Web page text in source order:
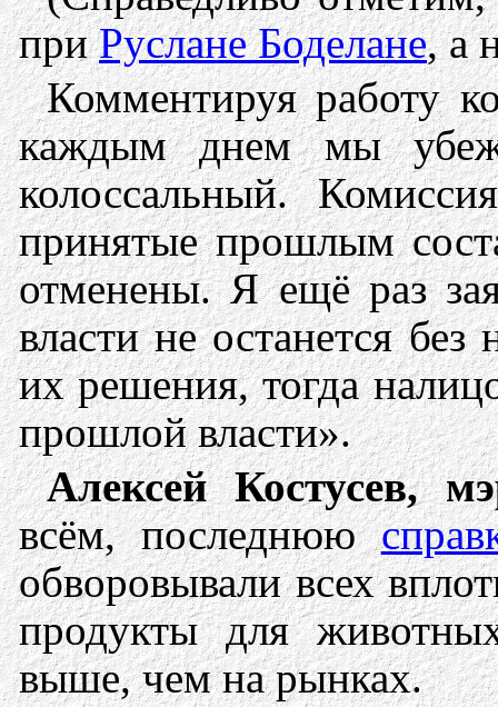
приРуслане Боделане, а
Комментируя работу
каждым днем мы
колоссальный.
принятые прошлым
отменены. Я ещё раз
власти не останется
их решения, тогда
прошлой власти».
Алексей Костусев,
всём, последнюю
обворовывали всех
продукты для
выше, чем на рынках.